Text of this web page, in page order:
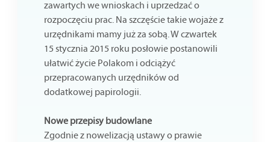
zawartych we wnioskach i uprzedzać o
rozpoczęciu prac. Na szczęście takie wojaże z
urzędnikami mamy już za sobą. W czwartek
15 stycznia 2015 roku posłowie postanowili
ułatwić życie Polakom i odciążyć
przepracowanych urzędników od
dodatkowej papirologii.
Nowe przepisy budowlane
Zgodnie z nowelizacją ustawy o prawie